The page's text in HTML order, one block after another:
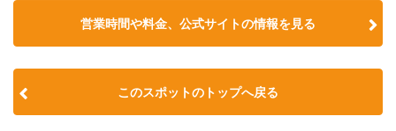
営業時間や料金、公式サイトの情報を見る
このスポットのトップへ戻る